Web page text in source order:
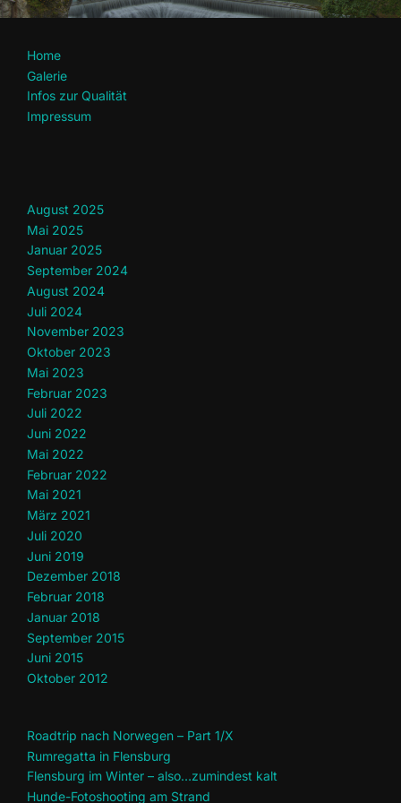
Home
Galerie
Infos zur Qualität
Impressum
August 2025
Mai 2025
Januar 2025
September 2024
August 2024
Juli 2024
November 2023
Oktober 2023
Mai 2023
Februar 2023
Juli 2022
Juni 2022
Mai 2022
Februar 2022
Mai 2021
März 2021
Juli 2020
Juni 2019
Dezember 2018
Februar 2018
Januar 2018
September 2015
Juni 2015
Oktober 2012
Roadtrip nach Norwegen – Part 1/X
Rumregatta in Flensburg
Flensburg im Winter – also…zumindest kalt
Hunde-Fotoshooting am Strand